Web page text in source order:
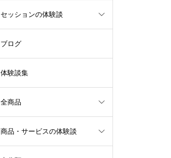
セッションの体験談
ブログ
体験談集
全商品
商品・サービスの体験談